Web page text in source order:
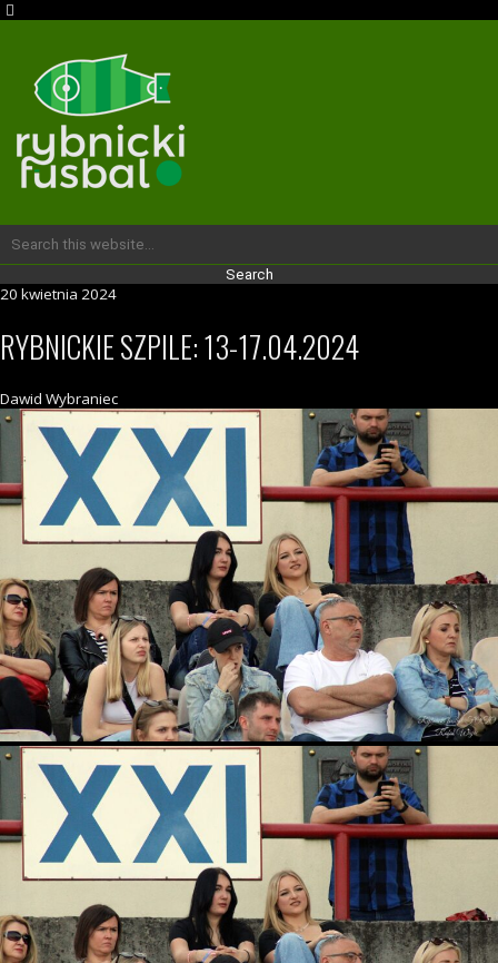
20 kwietnia 2024
RYBNICKIE SZPILE: 13-17.04.2024
Dawid Wybraniec